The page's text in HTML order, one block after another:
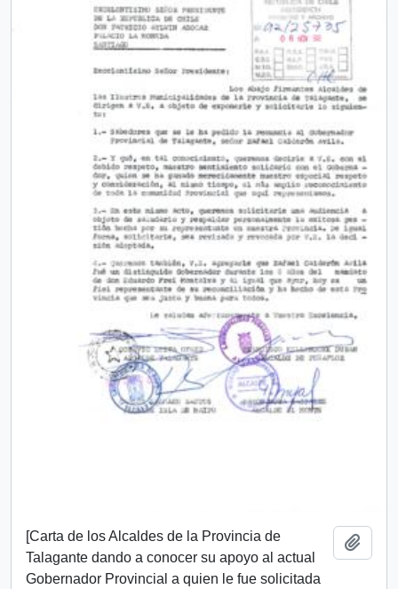
[Carta de los Alcaldes de la Provincia de
Talagante dando a conocer su apoyo al actual
Gobernador Provincial a quien le fue solicitada